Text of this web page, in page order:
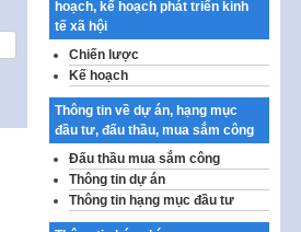
thiện thể chế, chính…
Quy định về nghiên cứu, ứng
dụng khoa học, công nghệ, đổi
mới sáng tạo và chuyển…
Quy định chi tiết và hướng dẫn
thi hành một số điều của Luật Lý
lịch tư…
Sửa đổi, bổ sung một số nội
dung tại Nghị quyết số 30/NQ-
CP ngày 24 tháng 02…
hoạch, kế hoạch phát triển kinh
tế xã hội
Chiến lược
Kế hoạch
Thông tin về dự án, hạng mục
đầu tư, đấu thầu, mua sắm công
Đấu thầu mua sắm công
Thông tin dự án
Thông tin hạng mục đầu tư